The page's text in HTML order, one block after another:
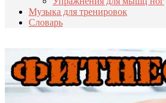
Музыка для тренировок
Словарь